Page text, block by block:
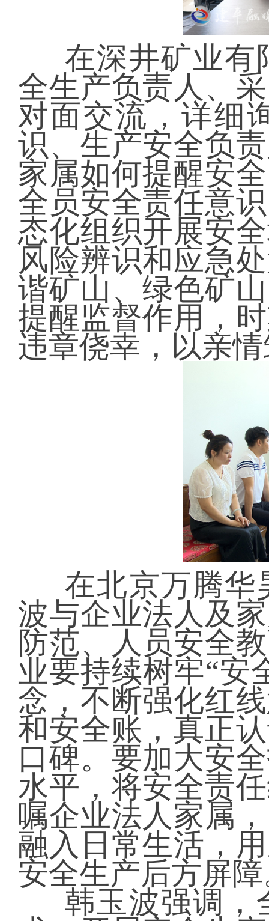
在深井矿业有
全生产负责人、
对面交流，详细
识、生产安全负
家属如何提醒安
全员安全责任意
态化组织开展安
风险辨识和应急
谐矿山、绿色矿
提醒监督作用，
违章侥幸，以亲
在北京万腾华
波与企业法人及
防范、人员安全
业要持续树牢“安
念，不断强化红
和安全账，真正
口碑。要加大安
水平，将安全责
嘱企业法人家属
融入日常生活，
安全生产后方屏
韩玉波强调，